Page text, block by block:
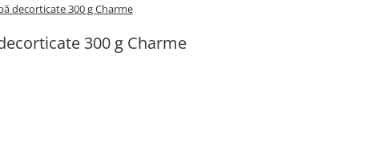
decorticate 300 g Charme
300 g Charme